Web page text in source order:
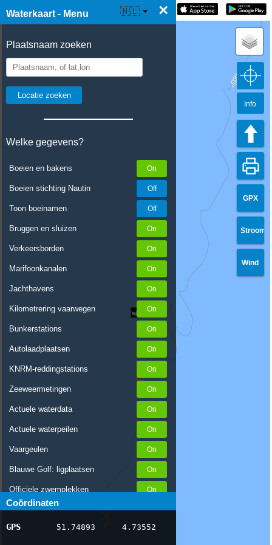
Waterkaart - Menu ×
Plaatsnaam zoeken
Welke gegevens?
Boeien en bakens
Boeien stichting Nautin
Toon boeinamen
Bruggen en sluizen
Verkeersborden
Marifoonkanalen
Jachthavens
Kilometrering vaarwegen
Bunkerstations
Autolaadplaatsen
KNRM-reddingstations
Zeeweermetingen
Actuele waterdata
Actuele waterpeilen
Vaargeulen
Blauwe Golf: ligplaatsen
Officiele zwemplekken
Stremmingen/hinder
AIS scheepsposities
Coördinaten
GPS 51.74893 4.73552
☰ Waterkaart Live 🇳🇱
GPX
Stroom
Wind
Info